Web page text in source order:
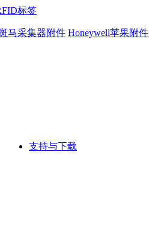
标签
马采集器附件 Honeywell苹果附件
支持与下载